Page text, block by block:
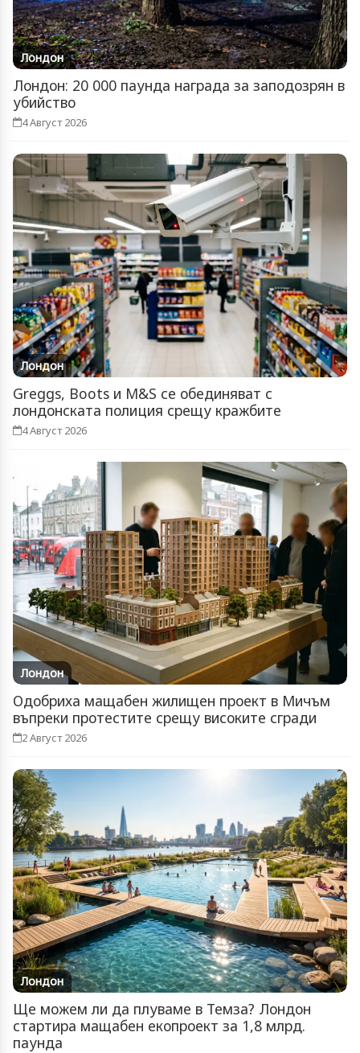
Лондон
Лондон: 20 000 паунда награда за заподозрян в
убийство
4 Август 2026
Лондон
Greggs, Boots и M&S се обединяват с
лондонската полиция срещу кражбите
4 Август 2026
Лондон
Одобриха мащабен жилищен проект в Мичъм
въпреки протестите срещу високите сгради
2 Август 2026
Лондон
Ще можем ли да плуваме в Темза? Лондон
стартира мащабен екопроект за 1,8 млрд.
паунда